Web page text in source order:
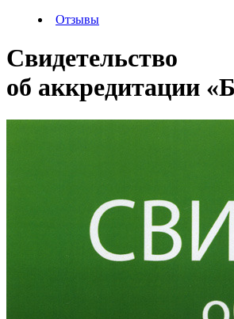
Отзывы
Свидетельство
об аккредитации